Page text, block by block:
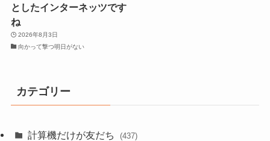
としたインターネッツです
ね
2026年8月3日
向かって撃つ明日がない
カテゴリー
計算機だけが友だち (437)